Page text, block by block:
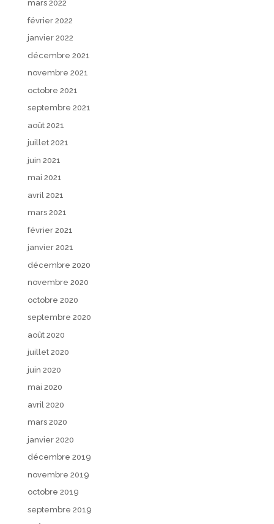
mars 2022
février 2022
janvier 2022
décembre 2021
novembre 2021
octobre 2021
septembre 2021
août 2021
juillet 2021
juin 2021
mai 2021
avril 2021
mars 2021
février 2021
janvier 2021
décembre 2020
novembre 2020
octobre 2020
septembre 2020
août 2020
juillet 2020
juin 2020
mai 2020
avril 2020
mars 2020
janvier 2020
décembre 2019
novembre 2019
octobre 2019
septembre 2019